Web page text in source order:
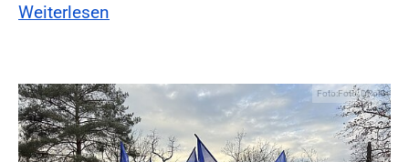
Weiterlesen
Foto:Foto: DPolG